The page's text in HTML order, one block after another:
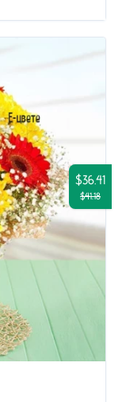
$36.41
$41.18